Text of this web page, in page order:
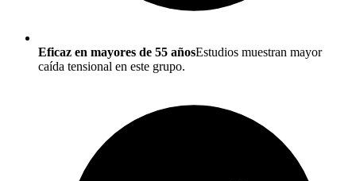
Eficaz en mayores de 55 añosEstudios muestran mayor
caída tensional en este grupo.